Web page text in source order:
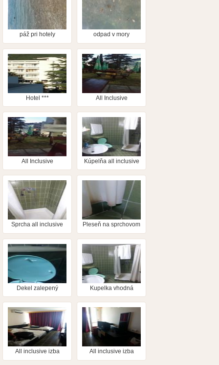
páž pri hotely odpad v mory
Hotel ***
All Inclusive
All Inclusive
posedenie
Kúpelňa all inclusive
Sprcha all inclusive
Pleseň na sprchovom
Dekel zalepený
lepiacou páskou aby
držal
Kupelka vhodná
akurát tak pre nás
"chudobných"
Slovákov!
All inclusive izba All inclusive izba